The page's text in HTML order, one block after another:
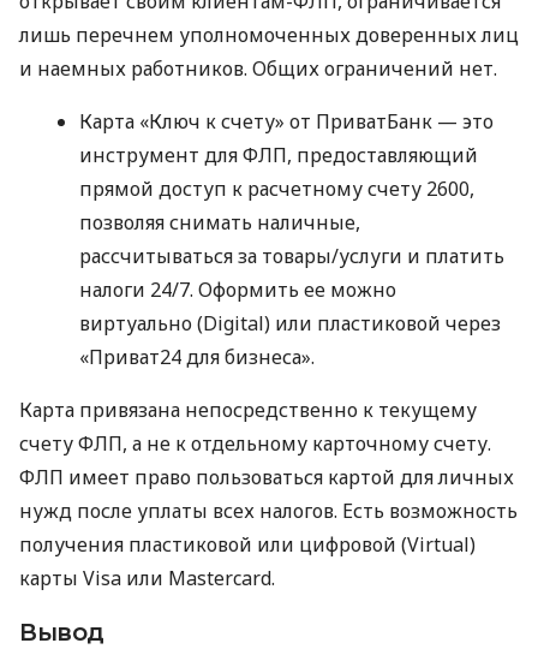
лишь перечнем уполномоченных доверенных лиц
и наемных работников. Общих ограничений нет.
Карта «Ключ к счету» от ПриватБанк — это
инструмент для ФЛП, предоставляющий
прямой доступ к расчетному счету 2600,
позволяя снимать наличные,
рассчитываться за товары/услуги и платить
налоги 24/7. Оформить ее можно
виртуально (Digital) или пластиковой через
«Приват24 для бизнеса».
Карта привязана непосредственно к текущему
счету ФЛП, а не к отдельному карточному счету.
ФЛП имеет право пользоваться картой для личных
нужд после уплаты всех налогов. Есть возможность
получения пластиковой или цифровой (Virtual)
карты Visa или Mastercard.
Вывод